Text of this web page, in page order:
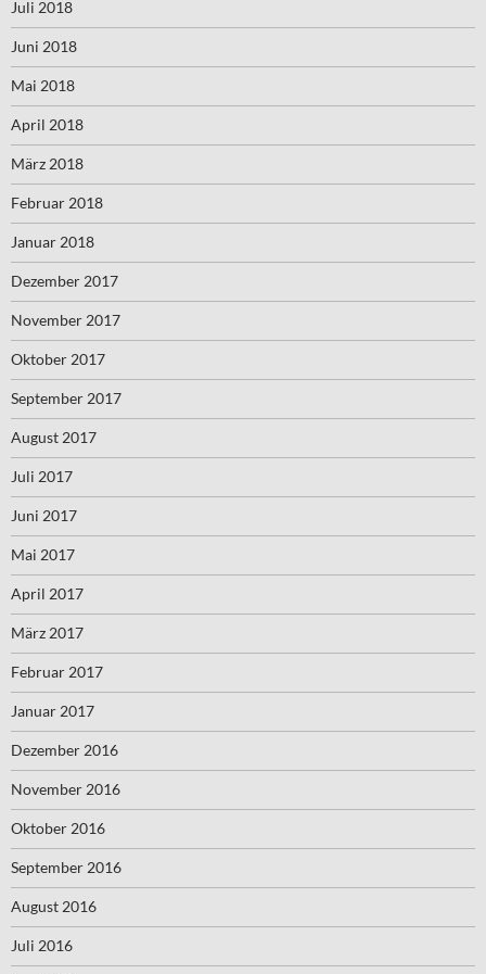
Juli 2018
Juni 2018
Mai 2018
April 2018
März 2018
Februar 2018
Januar 2018
Dezember 2017
November 2017
Oktober 2017
September 2017
August 2017
Juli 2017
Juni 2017
Mai 2017
April 2017
März 2017
Februar 2017
Januar 2017
Dezember 2016
November 2016
Oktober 2016
September 2016
August 2016
Juli 2016